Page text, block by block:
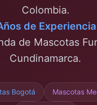
Colombia.
de Experiencia
de Mascotas
Cundinamarca.
Bogotá Mascotas